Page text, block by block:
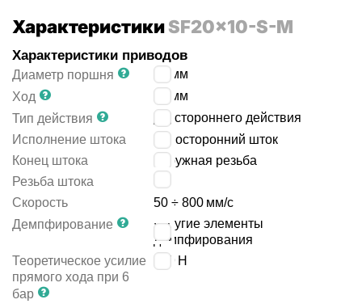
ХарактеристикиSF20x10-S-M
Характеристики приводов
Диаметр поршня
мм
Ход
мм
Тип действия
двустороннего действия
Исполнение штока
односторонний шток
Конец штока
наружная резьба
Резьба штока
Скорость
50 ÷ 800 мм/с
Демпфирование
упругие элементы
демпфирования
Теоретическое усилие
прямого хода при 6
бар
189 Н